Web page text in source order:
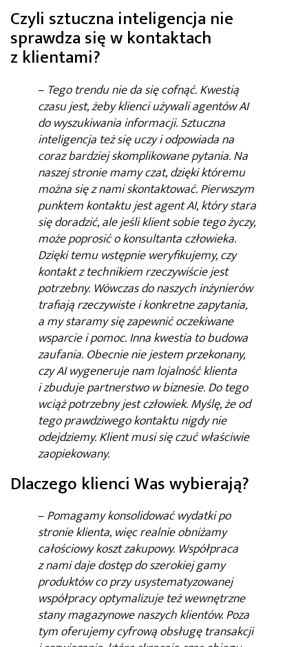
Czyli sztuczna inteligencja nie
sprawdza się w kontaktach
z klientami?
– Tego trendu nie da się cofnąć. Kwestią
czasu jest, żeby klienci używali agentów AI
do wyszukiwania informacji. Sztuczna
inteligencja też się uczy i odpowiada na
coraz bardziej skomplikowane pytania. Na
naszej stronie mamy czat, dzięki któremu
można się z nami skontaktować. Pierwszym
punktem kontaktu jest agent AI, który stara
się doradzić, ale jeśli klient sobie tego życzy,
może poprosić o konsultanta człowieka.
Dzięki temu wstępnie weryfikujemy, czy
kontakt z technikiem rzeczywiście jest
potrzebny. Wówczas do naszych inżynierów
trafiają rzeczywiste i konkretne zapytania,
a my staramy się zapewnić oczekiwane
wsparcie i pomoc. Inna kwestia to budowa
zaufania. Obecnie nie jestem przekonany,
czy AI wygeneruje nam lojalność klienta
i zbuduje partnerstwo w biznesie. Do tego
wciąż potrzebny jest człowiek. Myślę, że od
tego prawdziwego kontaktu nigdy nie
odejdziemy. Klient musi się czuć właściwie
zaopiekowany.
Dlaczego klienci Was wybierają?
–Pomagamy konsolidować wydatki po
stronie klienta, więc realnie obniżamy
całościowy koszt zakupowy. Współpraca
z nami daje dostęp do szerokiej gamy
produktów co przy usystematyzowanej
współpracy optymalizuje też wewnętrzne
stany magazynowe naszych klientów. Poza
tym oferujemy cyfrową obsługę transakcji